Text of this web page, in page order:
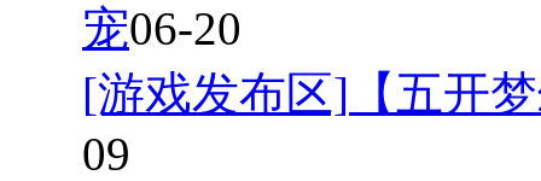
宠06-20
[游戏发布区] 【五开
09